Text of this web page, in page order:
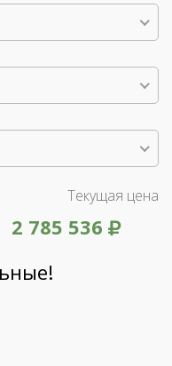
Текущая цена
2 785 536